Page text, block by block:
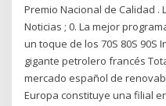
Premio Nacional de Calidad .
Noticias ; 0. La mejor
un toque de los 70S 80S 90S
gigante petrolero francés
mercado español de
Europa constituye una filial